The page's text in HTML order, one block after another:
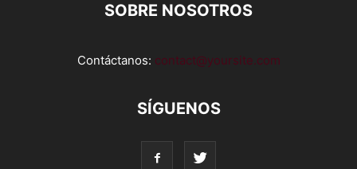
SOBRE NOSOTROS
Contáctanos: contact@yoursite.com
SÍGUENOS